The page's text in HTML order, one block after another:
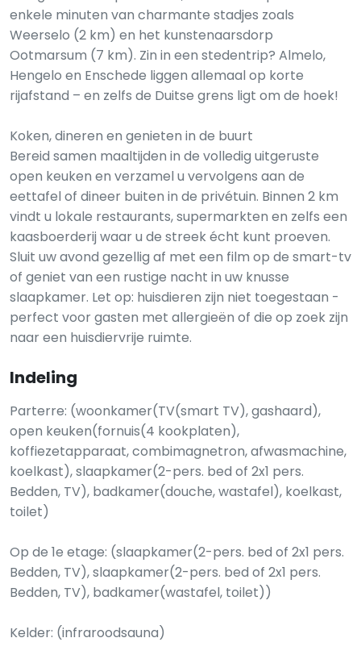
enkele minuten van charmante stadjes zoals
Weerselo (2 km) en het kunstenaarsdorp
Ootmarsum (7 km). Zin in een stedentrip? Almelo,
Hengelo en Enschede liggen allemaal op korte
rijafstand – en zelfs de Duitse grens ligt om de hoek!
Koken, dineren en genieten in de buurt
Bereid samen maaltijden in de volledig uitgeruste
open keuken en verzamel u vervolgens aan de
eettafel of dineer buiten in de privétuin. Binnen 2 km
vindt u lokale restaurants, supermarkten en zelfs een
kaasboerderij waar u de streek écht kunt proeven.
Sluit uw avond gezellig af met een film op de smart-tv
of geniet van een rustige nacht in uw knusse
slaapkamer. Let op: huisdieren zijn niet toegestaan -
perfect voor gasten met allergieën of die op zoek zijn
naar een huisdiervrije ruimte.
Indeling
Parterre: (woonkamer(TV(smart TV), gashaard),
open keuken(fornuis(4 kookplaten),
koffiezetapparaat, combimagnetron, afwasmachine,
koelkast), slaapkamer(2-pers. bed of 2x1 pers.
Bedden, TV), badkamer(douche, wastafel), koelkast,
toilet)
Op de 1e etage: (slaapkamer(2-pers. bed of 2x1 pers.
Bedden, TV), slaapkamer(2-pers. bed of 2x1 pers.
Bedden, TV), badkamer(wastafel, toilet))
Kelder: (infraroodsauna)